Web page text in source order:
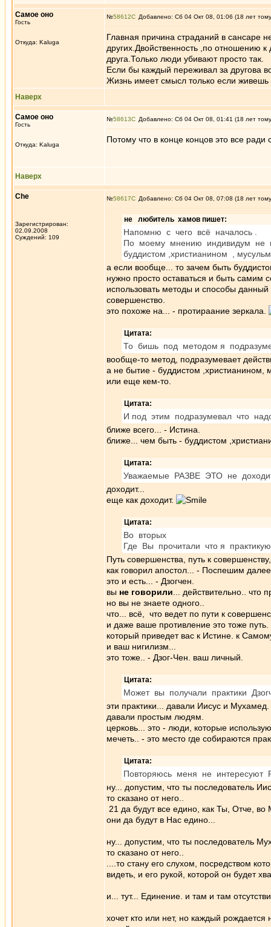
Самое оно
Гость
Откуда: Kaluga
№58612 Добавлено: Сб 04 Окт 08, 01:06 (18 лет
Главная причина страданий в сансаре
других.Двойственность ,по
друга.Только люди убивают просто так.
Если бы каждый переживал за другова
Жизнь имеет смысл только если живешь
Наверх
Самое оно
Гость
Откуда: Kaluga
№58613 Добавлено: Сб 04 Окт 08, 01:41 (18 лет
Потому что в конце концов это все ради
Наверх
Che
Зарегистрирован:
02.09.2008
Суждений: 109
№58617 Добавлено: Сб 04 Окт 08, 07:08 (18 лет
не любитель хамов пишет:
Напомню с чего всё началось .
По моему мнению индивидум не
буддистом ,христианином ,
а если вообще... то зачем быть
нужно просто оставаться и быть самим
использовать методы и способы
совершенство.
это похоже на... - протираание зеркала.
Цитата:
То бишь под методом я
вообще-то метод, подразумевает
а не бытие - буддистом ,христианином,
или еще кем-то.
Цитата:
И под этим подразумевал что
ближе всего... - Истина.
ближе... чем быть - буддистом
Цитата:
Уважаемые РАЗВЕ ЭТО не
доходит...
еще как доходит.
Цитата:
Во вторых
Где Вы прочитали что я
Путь совершенства, путь к
как говорил апостол... - Поспешим
это и есть... - Дзогчен.
вы не говорили ... действительно.. что
но вы не знаете одного..
что... всё, что ведет по пути к
и даже ваше противление это тоже
который приведет вас к Истине. к
и ваш нигилизм...
это тоже.. - Дзог-Чен. ваш личный.
Цитата:
Может вы получали практики
эти практики... давали Иисус и Мухамед.
давали простым людям.
церковь... это - люди, которые
мечеть.. - это место где собираются
Цитата:
Повторяюсь меня не интересуют
ну... допустим, что ты последователь
то сказано от него..
21 да будут все едино, как Ты, Отче,
они да будут в Нас едино...
ну... допустим, что ты последователь
то сказано от него..
....то стану его слухом, посредством
видеть, и его рукой, которой он будет
и... тут... Единение. и там и там
хочет кто или нет, но каждый